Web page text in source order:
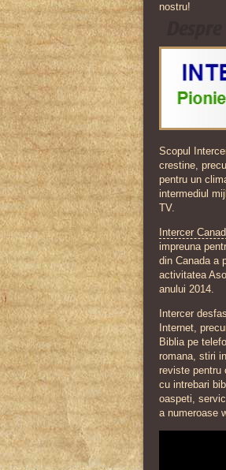
nostru!
Scopul
crestine,
pentru un
intermediul
TV.
Intercer
impreuna
din Canada a
activitatea
anului 2014.
Intercer
Internet,
Biblia pe
romana, stiri
reviste pentru
cu intrebari
oaspeti,
a numeroase